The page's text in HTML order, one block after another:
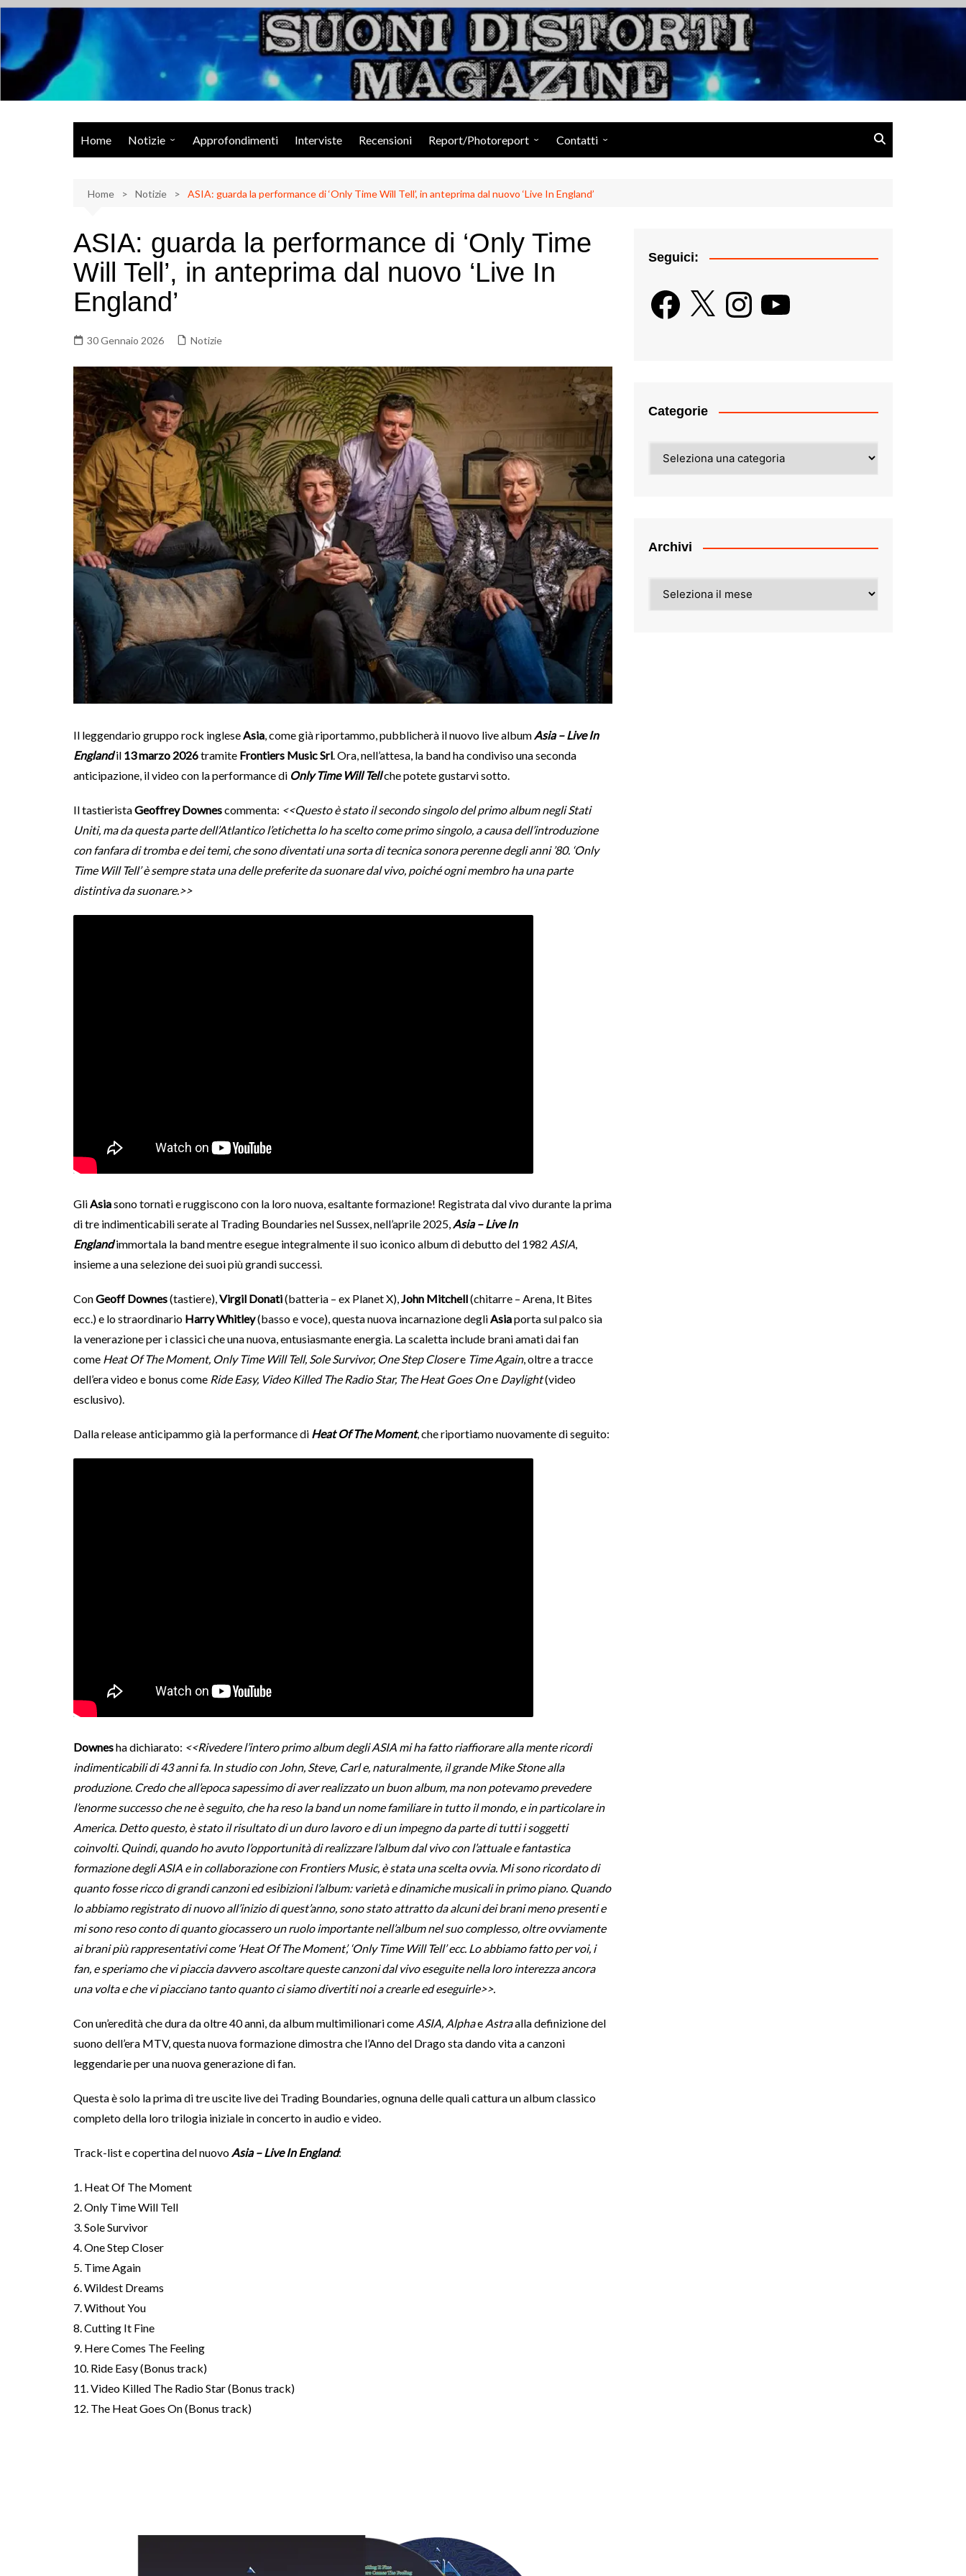
Salta
contenuto
Suoni Distorti Magazine
Musica Rock, Metal, Punk e varie sonorità alternative
Home Notizie
Eventi
Libri
Approfondimenti Interviste Recensioni Report/Photoreport Contatti
Home Notizie ASIA: guarda la performance di ‘Only Time Will Tell’, in anteprima dal nuovo ‘Live In England’
ASIA: guarda la performance di ‘Only Time
Will Tell’, in anteprima dal nuovo ‘Live In
England’
30 Gennaio 2026 Notizie
Il leggendario gruppo rock ingleseAsia, come già riportammo, pubblicherà il nuovo live albumAsia – Live In
Englandil 13 marzo 2026tramite Frontiers Music Srl. Ora, nell’attesa, la band ha condiviso una seconda
anticipazione, il video con la performance di Only Time Will Tellche potete gustarvi sotto.
Il tastieristaGeoffrey Downescommenta: <<Questo è stato il secondo singolo del primo album negli Stati
Uniti, ma da questa parte dell’Atlantico l’etichetta lo ha scelto come primo singolo, a causa dell’introduzione
con fanfara di tromba e dei temi, che sono diventati una sorta di tecnica sonora perenne degli anni ’80. ‘Only
Time Will Tell’ è sempre stata una delle preferite da suonare dal vivo, poiché ogni membro ha una parte
distintiva da suonare.>>
GliAsiasono tornati e ruggiscono con la loro nuova, esaltante formazione! Registrata dal vivo durante la prima
di tre indimenticabili serate al Trading Boundaries nel Sussex, nell’aprile 2025,Asia – Live In
Englandimmortala la band mentre esegue integralmente il suo iconico album di debutto del 1982 ASIA,
insieme a una selezione dei suoi più grandi successi.
ConGeoff Downes(tastiere),Virgil Donati(batteria – ex Planet X),John Mitchell(chitarre – Arena, It Bites
ecc.) e lo straordinario Harry Whitley(basso e voce), questa nuova incarnazione degliAsiaporta sul palco sia
la venerazione per i classici che una nuova, entusiasmante energia. La scaletta include brani amati dai fan
come Heat Of The Moment, Only Time Will Tell, Sole Survivor, One Step Closere Time Again, oltre a tracce
dell’era video e bonus come Ride Easy, Video Killed The Radio Star, The Heat Goes One Daylight(video
esclusivo).
Dalla release anticipammo già la performance di Heat Of The Moment, che riportiamo nuovamente di seguito:
Downesha dichiarato: <<Rivedere l’intero primo album degli ASIA mi ha fatto riaffiorare alla mente ricordi
indimenticabili di 43 anni fa. In studio con John, Steve, Carl e, naturalmente, il grande Mike Stone alla
produzione. Credo che all’epoca sapessimo di aver realizzato un buon album, ma non potevamo prevedere
l’enorme successo che ne è seguito, che ha reso la band un nome familiare in tutto il mondo, e in particolare in
America. Detto questo, è stato il risultato di un duro lavoro e di un impegno da parte di tutti i soggetti
coinvolti. Quindi, quando ho avuto l’opportunità di realizzare l’album dal vivo con l’attuale e fantastica
formazione degli ASIA e in collaborazione con Frontiers Music, è stata una scelta ovvia. Mi sono ricordato di
quanto fosse ricco di grandi canzoni ed esibizioni l’album: varietà e dinamiche musicali in primo piano. Quando
lo abbiamo registrato di nuovo all’inizio di quest’anno, sono stato attratto da alcuni dei brani meno presenti e
mi sono reso conto di quanto giocassero un ruolo importante nell’album nel suo complesso, oltre ovviamente
ai brani più rappresentativi come ‘Heat Of The Moment’, ‘Only Time Will Tell’ ecc. Lo abbiamo fatto per voi, i
fan, e speriamo che vi piaccia davvero ascoltare queste canzoni dal vivo eseguite nella loro interezza ancora
una volta e che vi piacciano tanto quanto ci siamo divertiti noi a crearle ed eseguirle>>.
Con un’eredità che dura da oltre 40 anni, da album multimilionari come ASIA, Alphae Astraalla definizione del
suono dell’era MTV, questa nuova formazione dimostra che l’Anno del Drago sta dando vita a canzoni
leggendarie per una nuova generazione di fan.
Questa è solo la prima di tre uscite live dei Trading Boundaries, ognuna delle quali cattura un album classico
completo della loro trilogia iniziale in concerto in audio e video.
Track-list e copertina del nuovoAsia – Live In England:
1. Heat Of The Moment
2. Only Time Will Tell
3. Sole Survivor
4. One Step Closer
5. Time Again
6. Wildest Dreams
7. Without You
8. Cutting It Fine
9. Here Comes The Feeling
10. Ride Easy (Bonus track)
11. Video Killed The Radio Star (Bonus track)
12. The Heat Goes On (Bonus track)
Seguici:
Facebook
X InstagramYouTube
Categorie
Archivi